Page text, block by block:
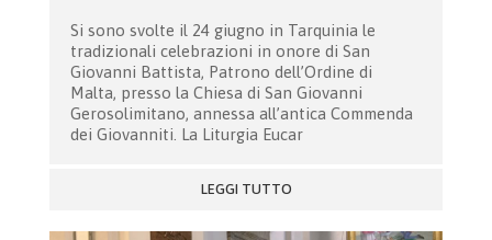
Si sono svolte il 24 giugno in Tarquinia le
tradizionali celebrazioni in onore di San
Giovanni Battista, Patrono dell’Ordine di
Malta, presso la Chiesa di San Giovanni
Gerosolimitano, annessa all’antica Commenda
dei Giovanniti. La Liturgia Eucar
LEGGI TUTTO